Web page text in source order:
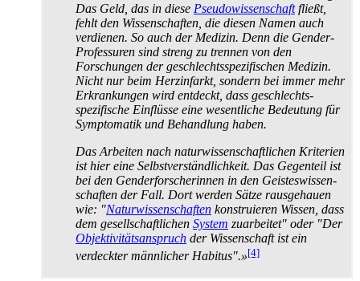
Das Geld, das in diese Pseudowissenschaftfließt,
fehlt den Wissenschaften, die diesen Namen auch
verdienen. So auch der Medizin. Denn die Gender-
Professuren sind streng zu trennen von den
Forschungen der geschlechts­spezifischen Medizin.
Nicht nur beim Herzinfarkt, sondern bei immer mehr
Erkrankungen wird entdeckt, dass geschlechts­
spezifische Einflüsse eine wesentliche Bedeutung für
Symptomatik und Behandlung haben.
Das Arbeiten nach natur­wissen­schaftlichen Kriterien
ist hier eine Selbst­verständlichkeit. Das Gegenteil ist
bei den Gender­forscherinnen in den Geistes­wissen­
schaften der Fall. Dort werden Sätze rausgehauen
wie: "Naturwissenschaften konstruieren Wissen, dass
dem gesellschaftlichen System zuarbeitet" oder "Der
Objektivitätsanspruch der Wissenschaft ist ein
verdeckter männlicher Habitus".»[4]